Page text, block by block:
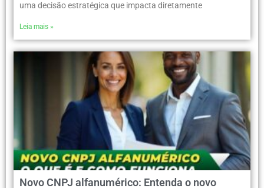
uma decisão estratégica que impacta diretamente
Leia mais »
Novo CNPJ alfanumérico: Entenda o novo